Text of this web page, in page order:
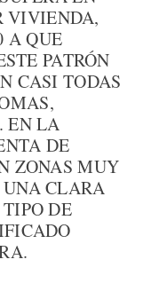
VIVIENDA,
A QUE
PATRÓN
CASI TODAS
EN LA
DE
ZONAS MUY
CLARA
DE